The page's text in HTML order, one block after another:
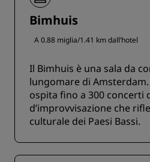
Bimhuis
A 0.88 miglia/1.41 km dall’hotel
Il Bimhuis è una sala da
lungomare di
ospita fino a 300 concerti
d’improvvisazione che
culturale dei Paesi Bassi.